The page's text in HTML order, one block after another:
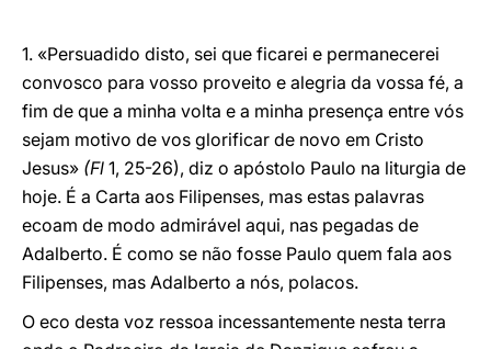
1. «Persuadido disto, sei que ficarei e permanecerei
convosco para vosso proveito e alegria da vossa fé, a
fim de que a minha volta e a minha presença entre vós
sejam motivo de vos glorificar de novo em Cristo
Jesus» (Fl 1, 25-26), diz o apóstolo Paulo na liturgia de
hoje. É a Carta aos Filipenses, mas estas palavras
ecoam de modo admirável aqui, nas pegadas de
Adalberto. É como se não fosse Paulo quem fala aos
Filipenses, mas Adalberto a nós, polacos.
O eco desta voz ressoa incessantemente nesta terra